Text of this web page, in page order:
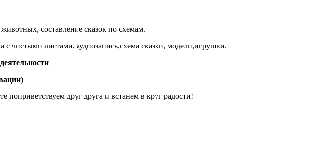
составление сказок по схемам.
с чистыми листами, аудиозапись,схема сказки, модели,игрушки.
поприветствуем друг друга и встанем в круг радости!